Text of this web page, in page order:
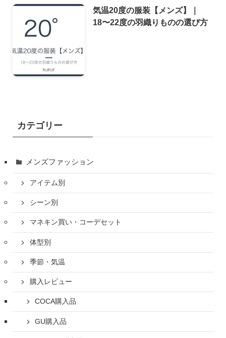
気温20度の服装【メンズ】｜
18〜22度の羽織りものの選び方
カテゴリー
メンズファッション
アイテム別
シーン別
マネキン買い・コーデセット
体型別
季節・気温
購入レビュー
COCA購入品
GU購入品